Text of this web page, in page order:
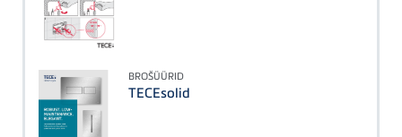
BROŠÜÜRID
TECEsolid